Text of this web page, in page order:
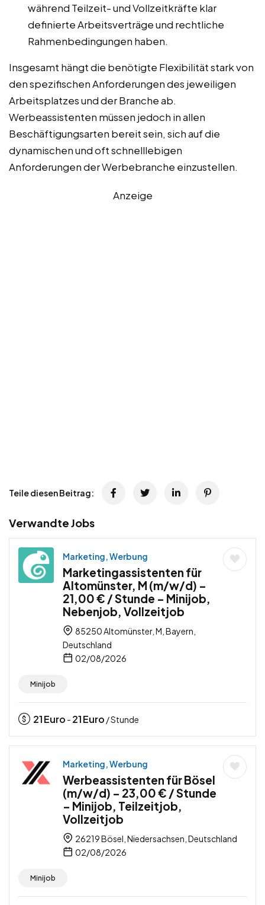
während Teilzeit- und Vollzeitkräfte klar
definierte Arbeitsverträge und rechtliche
Rahmenbedingungen haben.
Insgesamt hängt die benötigte Flexibilität stark von
den spezifischen Anforderungen des jeweiligen
Arbeitsplatzes und der Branche ab.
Werbeassistenten müssen jedoch in allen
Beschäftigungsarten bereit sein, sich auf die
dynamischen und oft schnelllebigen
Anforderungen der Werbebranche einzustellen.
Anzeige
Teile diesen Beitrag:
Verwandte Jobs
Marketing, Werbung
Marketingassistenten für
Altomünster, M (m/w/d) –
21,00 € / Stunde – Minijob,
Nebenjob, Vollzeitjob
85250 Altomünster, M, Bayern,
Deutschland
02/08/2026
Minijob
21Euro - 21Euro / Stunde
Marketing, Werbung
Werbeassistenten für Bösel
(m/w/d) – 23,00 € / Stunde
– Minijob, Teilzeitjob,
Vollzeitjob
26219 Bösel, Niedersachsen, Deutschland
02/08/2026
Minijob